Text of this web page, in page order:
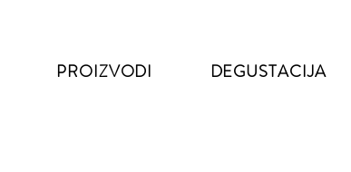
PROIZVODI DEGUSTACIJA